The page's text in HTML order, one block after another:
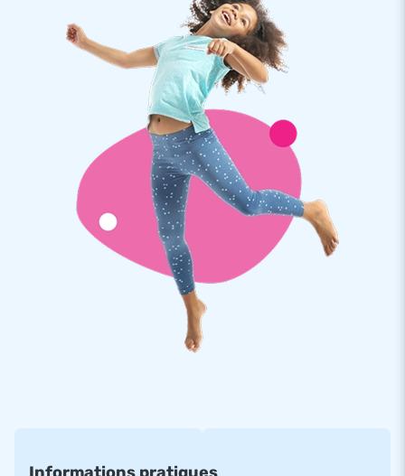
seule partie et est facile à transporter. Cette attraction est
idéale pour les ados et adultes dans une ambiance conviviale
lors d’évènements sportifs, anniversaires ou tout autre
D’autre part, l’arène de gladiateurs est livrée avec une
soufflerie, des piquets d’ancrage, un sac de transport et un
manuel/carnet de suivi. Ainsi tout est livré complet, prêt à
Qualité et garantie
Les structures gonflables de chez JB sont renforcées avec
une quadruple couture, protégée d’une couverture PVC sur
toute la piste de saut et endroits réputés fragiles. De plus,
elles sont fabriquées à partir de PVC de haute qualité: